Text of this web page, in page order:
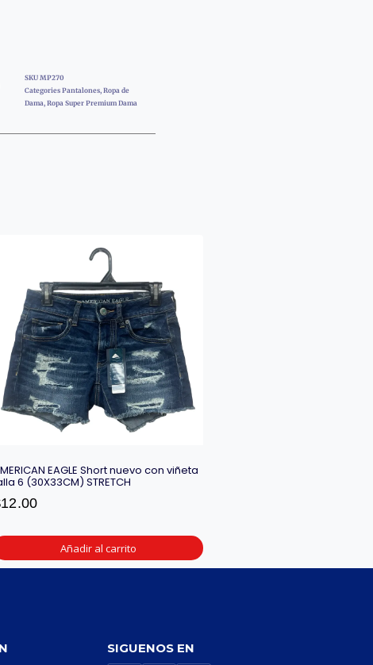
SKU MP270
Categories Pantalones, Ropa de
Dama, Ropa Super Premium Dama
EAGLE Short nuevo con viñeta
6 (30X33CM) STRETCH
12.00
Añadir al carrito
SIGUENOS EN